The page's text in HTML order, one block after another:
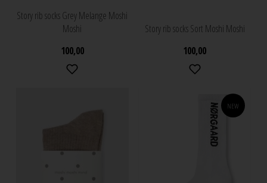
Story rib socks Grey Melange Moshi
Moshi
100,00
Story rib socks Sort Moshi Moshi
100,00
NEW